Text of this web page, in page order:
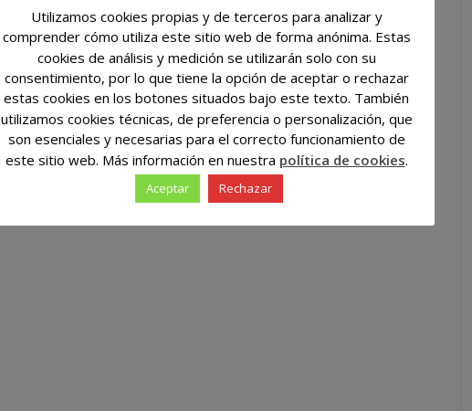
Utilizamos cookies propias y de terceros para analizar y
comprender cómo utiliza este sitio web de forma anónima. Estas
cookies de análisis y medición se utilizarán solo con su
consentimiento, por lo que tiene la opción de aceptar o rechazar
estas cookies en los botones situados bajo este texto. También
utilizamos cookies técnicas, de preferencia o personalización, que
son esenciales y necesarias para el correcto funcionamiento de
este sitio web. Más información en nuestra política de cookies.
Aceptar Rechazar